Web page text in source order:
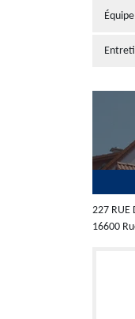
227 RUE
16600